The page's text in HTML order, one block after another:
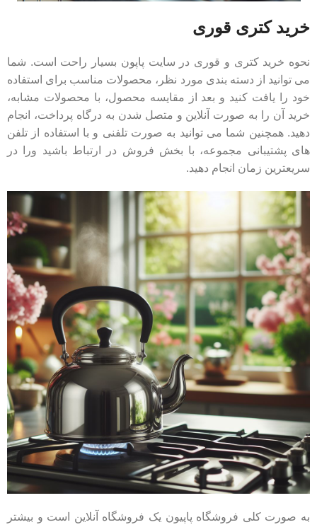
خرید کتری قوری
نحوه خرید کتری و قوری در سایت پاپون بسیار راحت است. شما
می توانید از دسته بندی مورد نظر، محصولات مناسب برای استفاده
خود را یافت کنید و بعد از مقایسه محصول، با محصولات مشابه،
خرید آن را به صورت آنلاین و متصل شدن به درگاه پرداخت، انجام
دهید. همچنین شما می توانید به صورت تلفنی و با استفاده از تلفن
های پشتیبانی مجموعه، با بخش فروش در ارتباط باشید ورا در
سریعترین زمان انجام دهید.
به صورت کلی فروشگاه پاپیون یک فروشگاه آنلاین است و بیشتر